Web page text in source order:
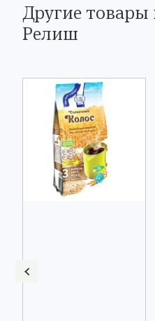
Другие
Релиш